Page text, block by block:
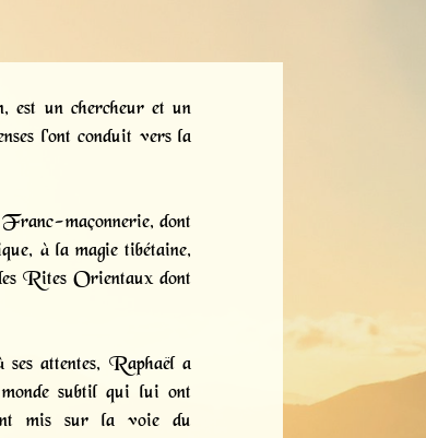
est un chercheur et un
l'ont conduit vers la
maçonnerie, dont
à la magie tibétaine,
Rites Orientaux dont
attentes, Raphaël a
subtil qui lui ont
mis sur la voie du